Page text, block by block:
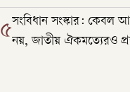
৫সংবিধান সংস্কার: কেবল
নয়, জাতীয় ঐকমত্যেরও